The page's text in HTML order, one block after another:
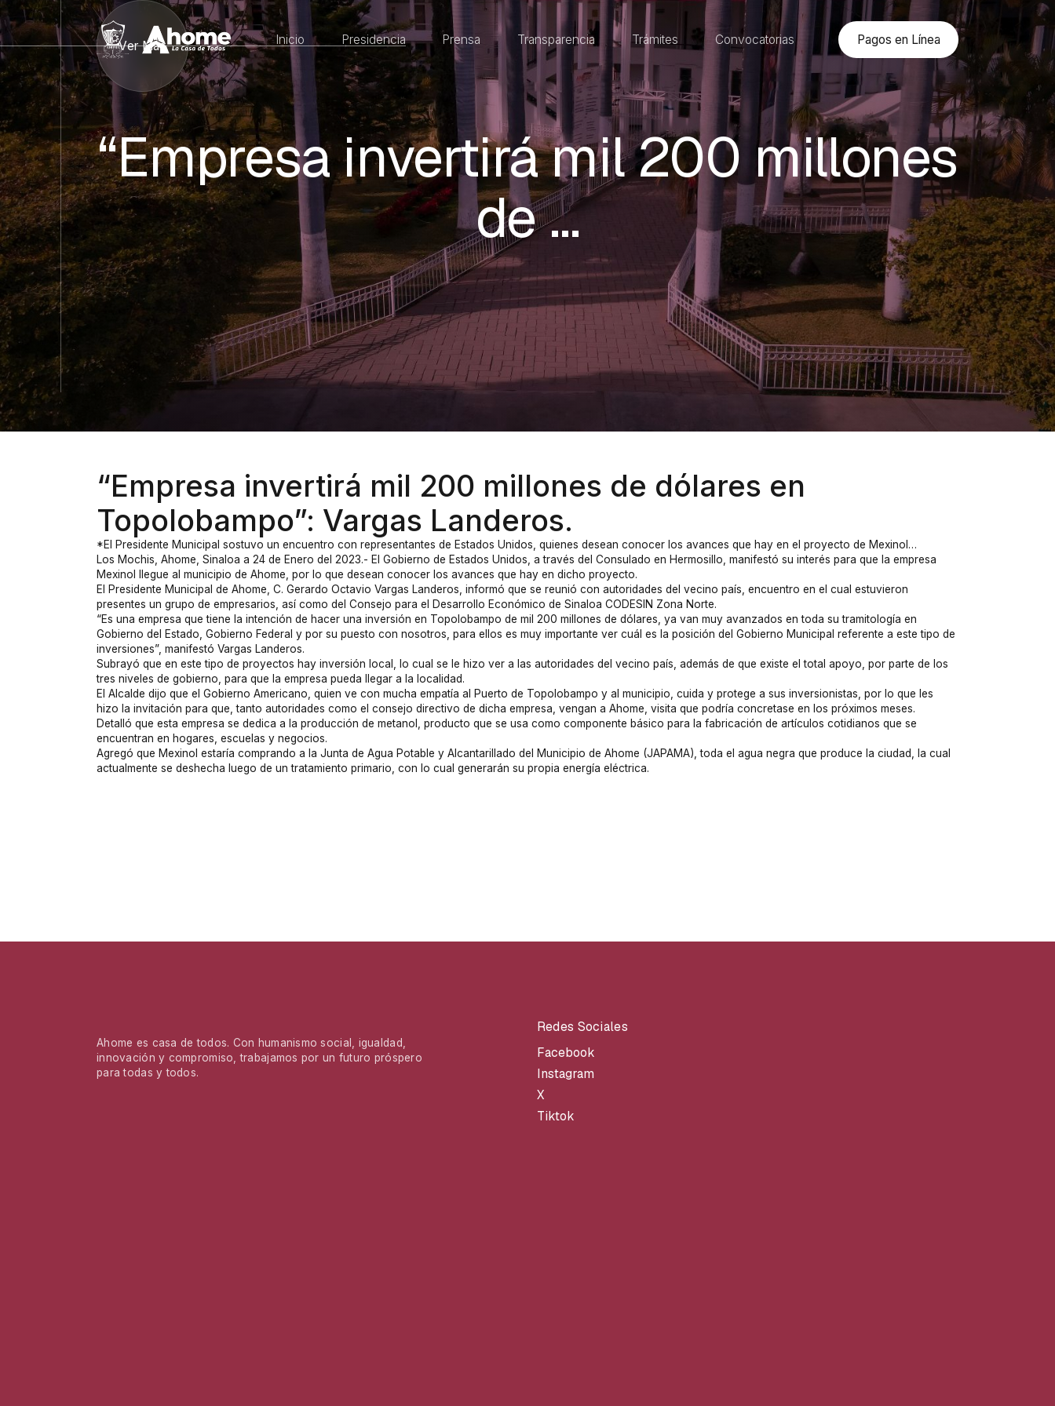
Inicio Presidencia Prensa Transparencia Trámites Convocatorias Pagos en Línea
“Empresa invertirá mil 200 millones
de …
Ver Más
“Empresa invertirá mil 200 millones de dólares en
Topolobampo”: Vargas Landeros.
*El Presidente Municipal sostuvo un encuentro con representantes de Estados Unidos, quienes desean conocer los avances que hay en el proyecto de Mexinol…
Los Mochis, Ahome, Sinaloa a 24 de Enero del 2023.- El Gobierno de Estados Unidos, a través del Consulado en Hermosillo, manifestó su interés para que la empresa
Mexinol llegue al municipio de Ahome, por lo que desean conocer los avances que hay en dicho proyecto.
El Presidente Municipal de Ahome, C. Gerardo Octavio Vargas Landeros, informó que se reunió con autoridades del vecino país, encuentro en el cual estuvieron
presentes un grupo de empresarios, así como del Consejo para el Desarrollo Económico de Sinaloa CODESIN Zona Norte.
“Es una empresa que tiene la intención de hacer una inversión en Topolobampo de mil 200 millones de dólares, ya van muy avanzados en toda su tramitología en
Gobierno del Estado, Gobierno Federal y por su puesto con nosotros, para ellos es muy importante ver cuál es la posición del Gobierno Municipal referente a este tipo de
inversiones”, manifestó Vargas Landeros.
Subrayó que en este tipo de proyectos hay inversión local, lo cual se le hizo ver a las autoridades del vecino país, además de que existe el total apoyo, por parte de los
tres niveles de gobierno, para que la empresa pueda llegar a la localidad.
El Alcalde dijo que el Gobierno Americano, quien ve con mucha empatía al Puerto de Topolobampo y al municipio, cuida y protege a sus inversionistas, por lo que les
hizo la invitación para que, tanto autoridades como el consejo directivo de dicha empresa, vengan a Ahome, visita que podría concretase en los próximos meses.
Detalló que esta empresa se dedica a la producción de metanol, producto que se usa como componente básico para la fabricación de artículos cotidianos que se
encuentran en hogares, escuelas y negocios.
Agregó que Mexinol estaría comprando a la Junta de Agua Potable y Alcantarillado del Municipio de Ahome (JAPAMA), toda el agua negra que produce la ciudad, la cual
actualmente se deshecha luego de un tratamiento primario, con lo cual generarán su propia energía eléctrica.
Ahome es casa de todos. Con humanismo social, igualdad,
innovación y compromiso, trabajamos por un futuro próspero
para todas y todos.
Redes Sociales
Facebook
Instagram
X
Tiktok